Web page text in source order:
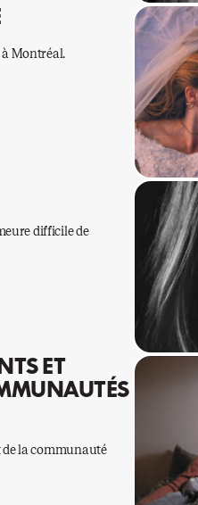
Montréal.
difficile de
ET
de la communauté